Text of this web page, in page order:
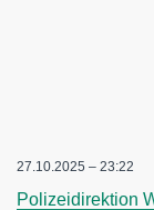
27.10.2025 – 23:22
Polizeidirektion